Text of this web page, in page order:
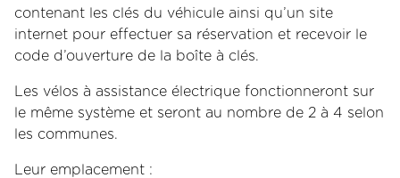
contenant les clés du véhicule ainsi qu’un site
internet pour effectuer sa réservation et recevoir le
code d’ouverture de la boîte à clés.
Les vélos à assistance électrique fonctionneront sur
le même système et seront au nombre de 2 à 4 selon
les communes.
Leur emplacement :